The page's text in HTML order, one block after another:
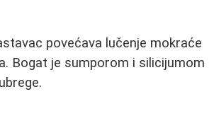
povećava lučenje mokraće
Bogat je sumporom i silicijumom